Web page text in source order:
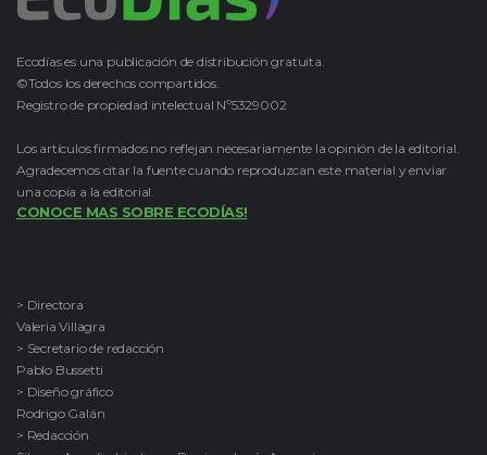
Ecodías es una publicación de distribución gratuita.
©Todos los derechos compartidos.
Registro de propiedad intelectual Nº5329002
Los artículos firmados no reflejan necesariamente la opinión de la editorial.
Agradecemos citar la fuente cuando reproduzcan este material y enviar
una copia a la editorial.
CONOCE MAS SOBRE ECODÍAS!
> Directora
Valeria Villagra
> Secretario de redacción
Pablo Bussetti
> Diseño gráfico
Rodrigo Galán
> Redacción